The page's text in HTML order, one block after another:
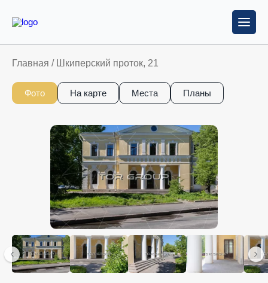
Главная / Шкиперский проток, 21
Фото На карте Места Планы